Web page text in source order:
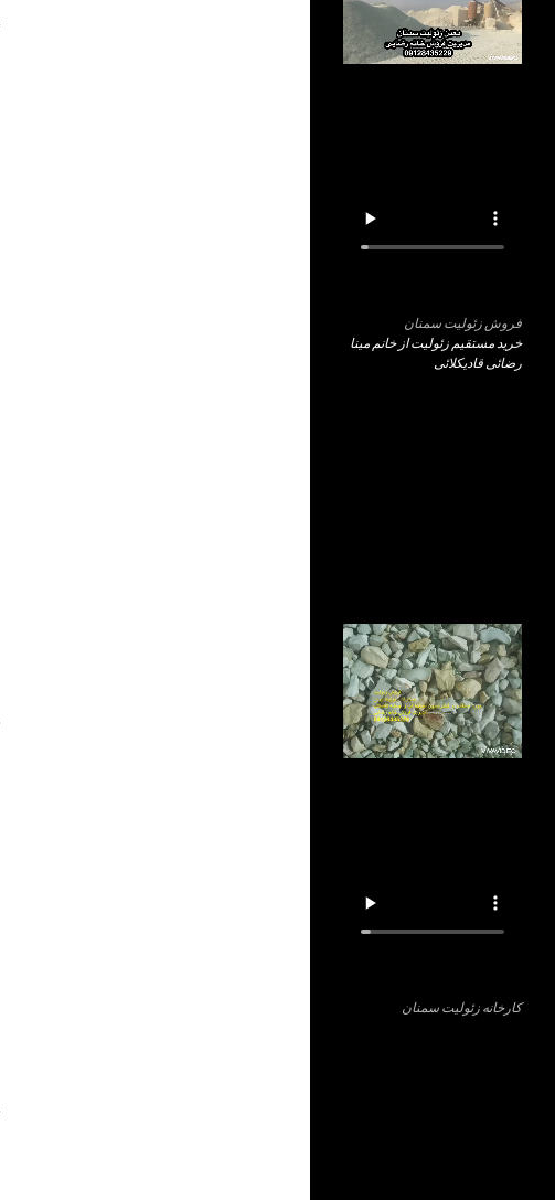
فروش زئولیت سمنان
خرید مستقیم زئولیت از خانم مینا
رضائی قادیکلائی
کارخانه زئولیت سمنان